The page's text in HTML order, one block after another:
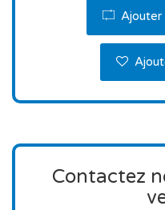
Ajouter
Contactez